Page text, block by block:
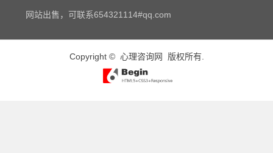
网站出售，可联系654321114#qq.com
Copyright © 心理咨询网 版权所有.